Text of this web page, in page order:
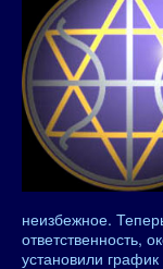
неизбежное.
ответственность,
установили